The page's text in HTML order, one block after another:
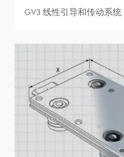
GV3 线性引导和传动系统